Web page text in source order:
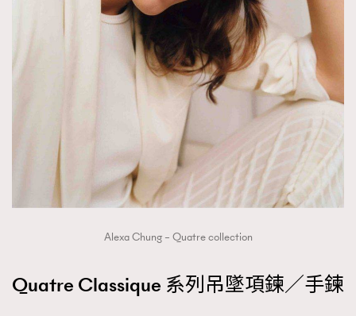
Alexa Chung – Quatre collection
Quatre Classique 系列吊墜項鍊／手鍊